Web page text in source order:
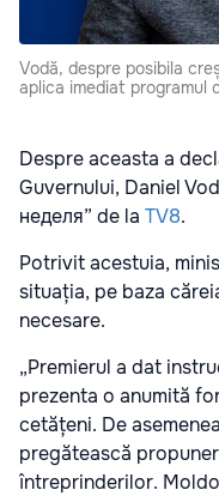
Vodă, despre posibila
aplica imediat programul
Despre aceasta a
Guvernului, Daniel
неделя” de la TV8.
Potrivit acestuia,
situația, pe baza
necesare.
„Premierul a dat
prezenta o anumită
cetățeni. De
pregătească
întreprinderilor.